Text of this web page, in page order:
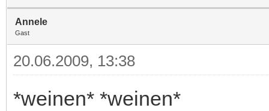
Annele
Gast
20.06.2009, 13:38
*weinen* *weinen*